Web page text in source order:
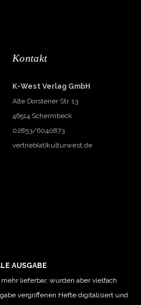
Kontakt
K-West Verlag GmbH
Alte Dorstener Str. 13
46514 Schermbeck
02853/6040873
vertrieb(at)kulturwest.de
AUSGABE
lieferbar, wurden aber vielfach
vergriffenen Hefte digitalisiert und